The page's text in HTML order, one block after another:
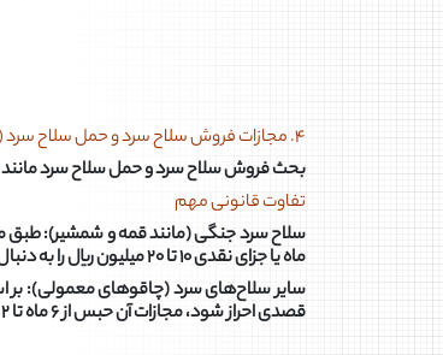
۴. مجازات فروش سلاح سرد و حمل سلاح سرد (چاقو، قمه و...)
بحث فروش سلاح سرد و حمل سلاح سرد
تفاوت قانونی مهم
ماه یا جزای نقدی ۱۰ تا ۲۰ میلیون ریال را به دنبال دارد .
قصدی احراز شود، مجازات آن حبس از ۶ ماه تا ۲ سال و تا ۷۴ ضربه شلاق است .